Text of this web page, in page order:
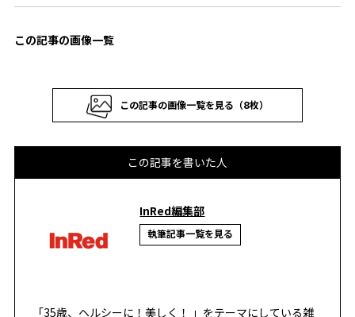
この記事の画像一覧
この記事の画像一覧を見る（8枚）
この記事を書いた人
InRed編集部
執筆記事一覧を見る
「35歳、ヘルシーに！美しく！ 」をテーマにしている雑